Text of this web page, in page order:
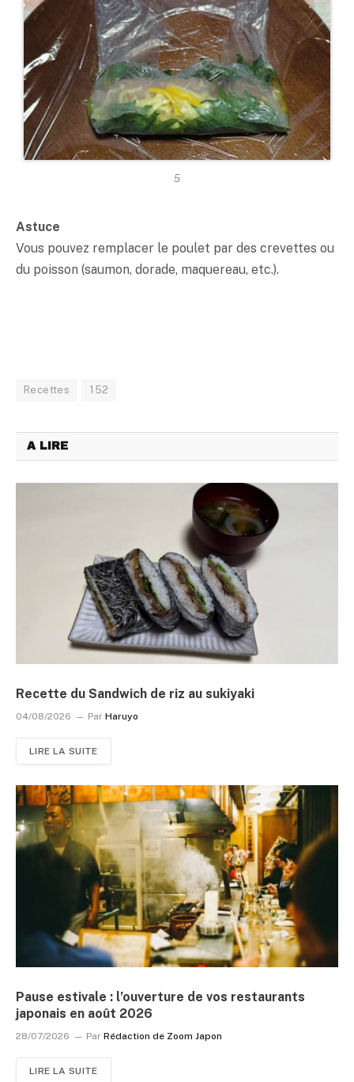
5
Astuce
Vous pouvez remplacer le poulet par des crevettes ou
du poisson (saumon, dorade, maquereau, etc.).
Recettes 152
A LIRE
Recette du Sandwich de riz au sukiyaki
04/08/2026 Par Haruyo
LIRE LA SUITE
Pause estivale : l’ouverture de vos restaurants
japonais en août 2026
28/07/2026 Par Rédaction de Zoom Japon
LIRE LA SUITE